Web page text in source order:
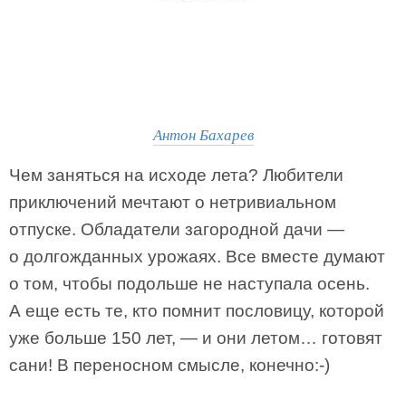
Антон Бахарев
Чем заняться на исходе лета? Любители
приключений мечтают о нетривиальном
отпуске. Обладатели загородной дачи —
о долгожданных урожаях. Все вместе думают
о том, чтобы подольше не наступала осень.
А еще есть те, кто помнит пословицу, которой
уже больше 150 лет, — и они летом… готовят
сани! В переносном смысле, конечно:-)